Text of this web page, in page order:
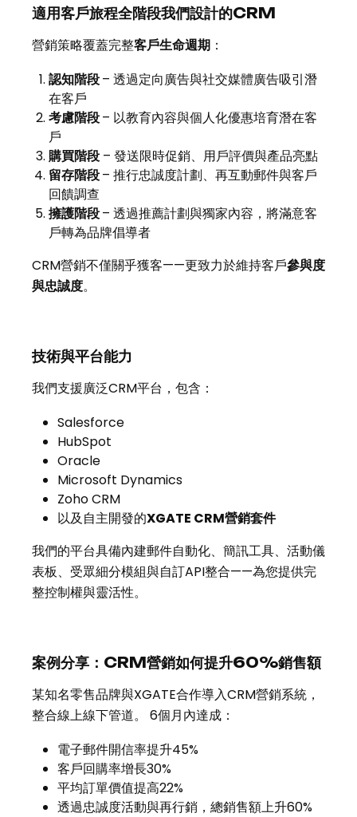
適用客戶旅程全階段我們設計的CRM
營銷策略覆蓋完整客戶生命週期 ：
認知階段– 透過定向廣告與社交媒體廣告吸引潛
在客戶
考慮階段– 以教育內容與個人化優惠培育潛在客
戶
購買階段– 發送限時促銷、用戶評價與產品亮點
留存階段– 推行忠誠度計劃、再互動郵件與客戶
回饋調查
擁護階段– 透過推薦計劃與獨家內容，將滿意客
戶轉為品牌倡導者
CRM營銷不僅關乎獲客——更致力於維持客戶參與度
與忠誠度。
技術與平台能力
我們支援廣泛CRM平台，包含：
Salesforce
HubSpot
Oracle
Microsoft Dynamics
Zoho CRM
以及自主開發的XGATE CRM營銷套件
我們的平台具備內建郵件自動化、簡訊工具、活動儀
表板、受眾細分模組與自訂API整合——為您提供完
整控制權與靈活性。
案例分享：CRM營銷如何提升60%銷售額
某知名零售品牌與XGATE合作導入CRM營銷系統，
整合線上線下管道。 6個月內達成：
電子郵件開信率提升45%
客戶回購率增長30%
平均訂單價值提高22%
透過忠誠度活動與再行銷，總銷售額上升60%